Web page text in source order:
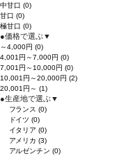
中甘口 (0)
甘口 (0)
極甘口 (0)
●価格で選ぶ▼
～4,000円 (0)
4,001円～7,000円 (0)
7,001円～10,000円 (0)
10,001円～20,000円 (2)
20,001円～ (1)
●生産地で選ぶ▼
フランス(0)
ドイツ(0)
イタリア(0)
アメリカ(3)
アルゼンチン(0)